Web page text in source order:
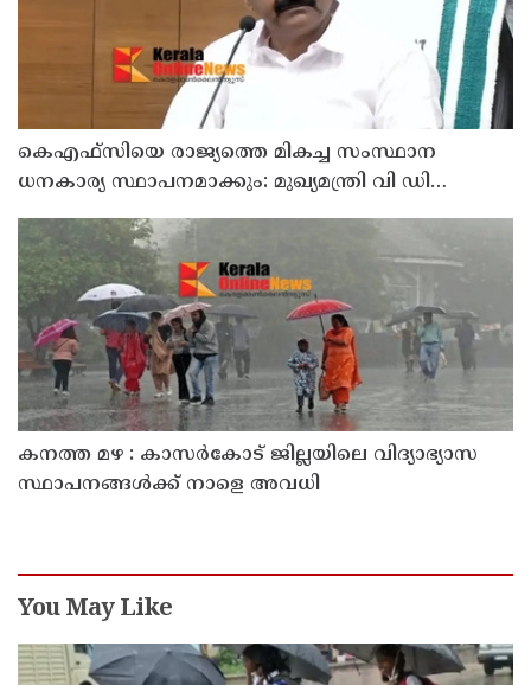
കെഎഫ്‌സിയെ രാജ്യത്തെ മികച്ച സംസ്ഥാന
ധനകാര്യ സ്ഥാപനമാക്കും: മുഖ്യമന്ത്രി വി ഡി
കനത്ത മഴ : കാസർകോട് ജില്ലയിലെ വിദ്യാഭ്യാസ
സ്ഥാപനങ്ങൾക്ക് നാളെ അവധി
You May Like